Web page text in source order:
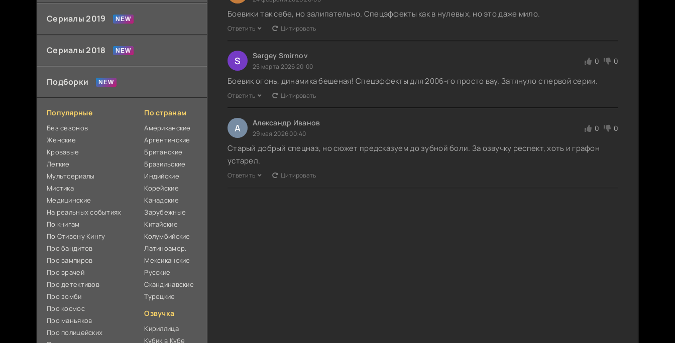
Сериалы 2019
Сериалы 2018
Подборки
Популярные
Без сезонов
Женские
Кровавые
Легкие
Мультсериалы
Мистика
Медицинские
На реальных событиях
По книгам
По Стивену Кингу
Про бандитов
Про вампиров
Про врачей
Про детективов
Про зомби
Про космос
Про маньяков
Про полицейских
По странам
Американские
Аргентинские
Британские
Бразильские
Индийские
Корейские
Канадские
Зарубежные
Китайские
Колумбийские
Латиноамер.
Мексиканские
Русские
Скандинавские
Турецкие
Озвучка
Кириллица
Кубик в Кубе
Боевики так себе, но залипательно. Спецэффекты как в нулевых, но это даже мило.
Ответить Цитировать
S Sergey Smirnov
25 марта 2026 20:00
0 0
Боевик огонь, динамика бешеная! Спецэффекты для 2006-го просто вау. Затянуло с первой серии.
Ответить Цитировать
А Александр Иванов
29 мая 2026 00:40
0 0
Старый добрый спецназ, но сюжет предсказуем до зубной боли. За озвучку респект, хоть и графон
устарел.
Ответить Цитировать